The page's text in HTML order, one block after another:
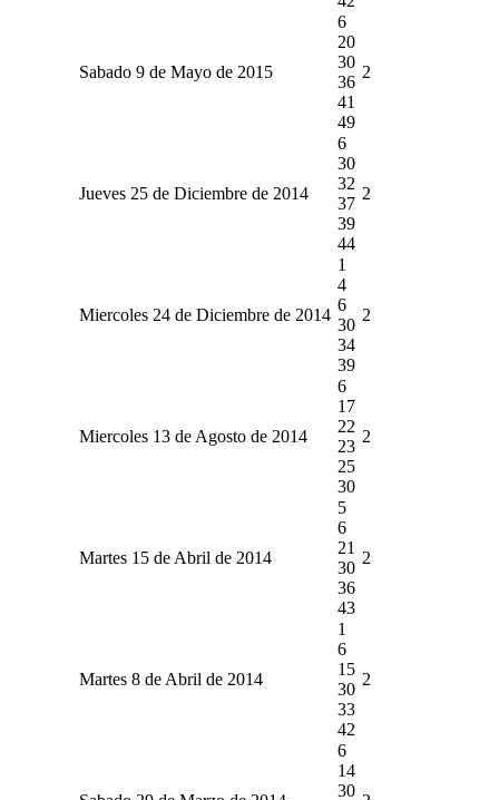
Sabado 9 de Mayo de 2015
6
20
30
36
41
49
2
Jueves 25 de Diciembre de 2014
6
30
32
37
39
44
2
Miercoles 24 de Diciembre de 2014
1
4
6
30
34
39
2
Miercoles 13 de Agosto de 2014
6
17
22
23
25
30
2
Martes 15 de Abril de 2014
5
6
21
30
36
43
2
Martes 8 de Abril de 2014
1
6
15
30
33
42
2
6
14
30